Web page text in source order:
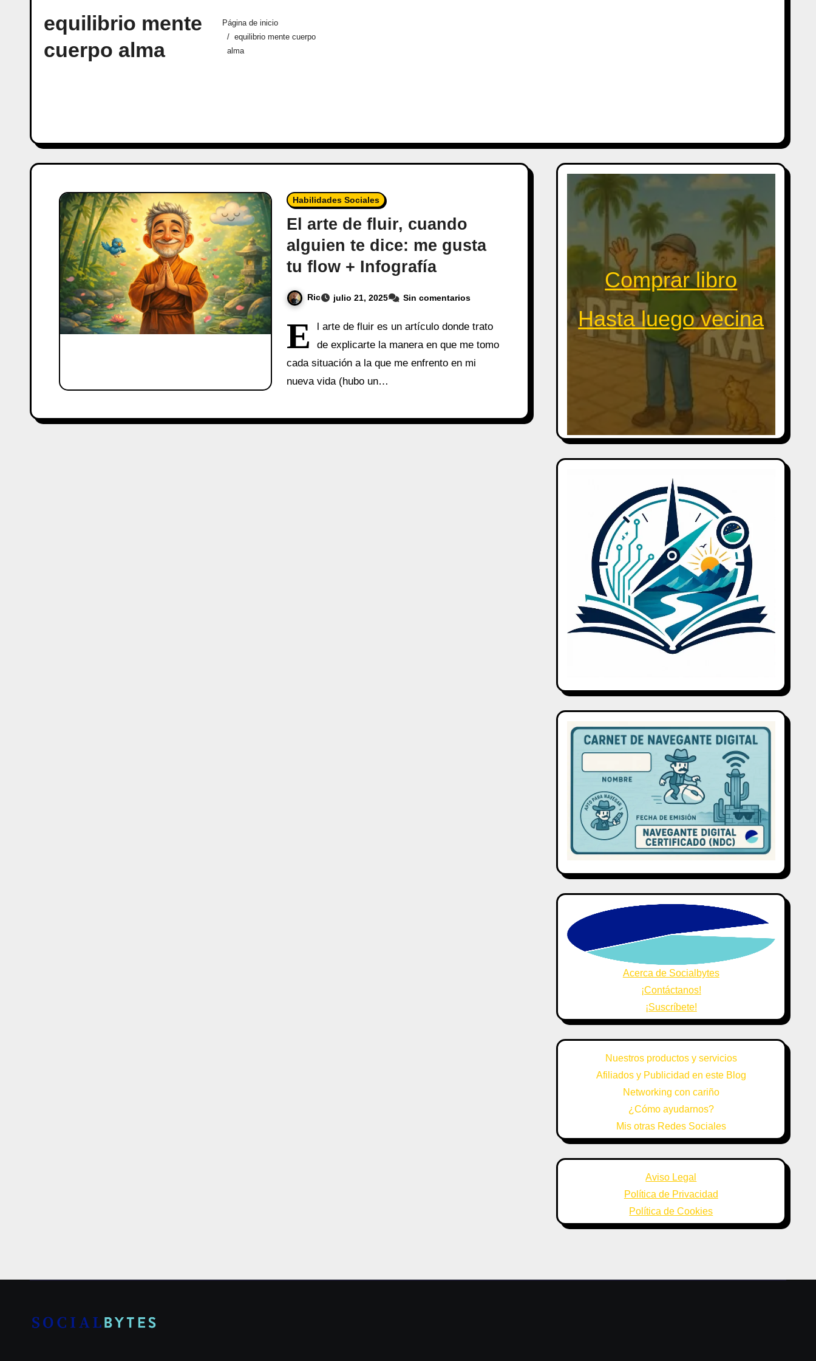
equilibrio mente
cuerpo alma
Página de inicio
equilibrio mente cuerpo
alma
Habilidades Sociales
El arte de fluir, cuando
alguien te dice: me gusta
tu flow + Infografía
Ric julio 21, 2025 Sin comentarios
E
l arte de fluir es un artículo donde trato
de explicarte la manera en que me tomo
cada situación a la que me enfrento en mi
nueva vida (hubo un…
Comprar libro
Hasta luego vecina
Acerca de Socialbytes
¡Contáctanos!
¡Suscríbete!
Nuestros productos y servicios
Afiliados y Publicidad en este Blog
Networking con cariño
¿Cómo ayudarnos?
Mis otras Redes Sociales
Aviso Legal
Política de Privacidad
Política de Cookies